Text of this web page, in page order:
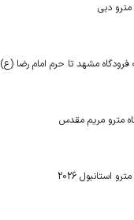
دبی
فرودگاه مشهد تا حرم امام رضا (ع)
مترو مریم مقدس
استانبول 2026